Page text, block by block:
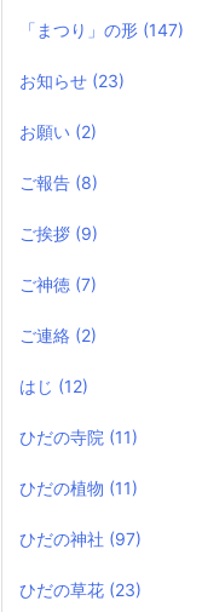
「まつり」の形 (147)
お知らせ (23)
お願い (2)
ご報告 (8)
ご挨拶 (9)
ご神徳 (7)
ご連絡 (2)
はじ (12)
ひだの寺院 (11)
ひだの植物 (11)
ひだの神社 (97)
ひだの草花 (23)